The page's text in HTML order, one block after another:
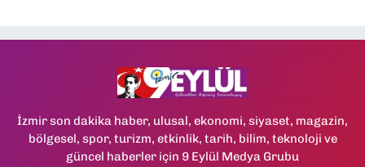
İzmir son dakika haber, ulusal, ekonomi, siyaset, magazin,
bölgesel, spor, turizm, etkinlik, tarih, bilim, teknoloji ve
güncel haberler için 9 Eylül Medya Grubu